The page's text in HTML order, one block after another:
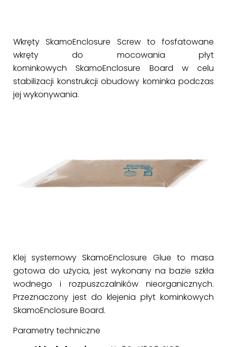
Wkręty SkamoEnclosure Screw to fosfatowane
wkręty do mocowania płyt
kominkowych SkamoEnclosure Board w celu
stabilizacji konstrukcji obudowy kominka podczas
jej wykonywania.
Klej systemowy SkamoEnclosure Glue to masa
gotowa do użycia, jest wykonany na bazie szkła
wodnego i rozpuszczalników nieorganicznych.
Przeznaczony jest do klejenia płyt kominkowych
SkamoEnclosure Board.
Parametry techniczne